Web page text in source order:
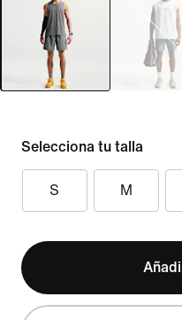
Selecciona tu talla
S M